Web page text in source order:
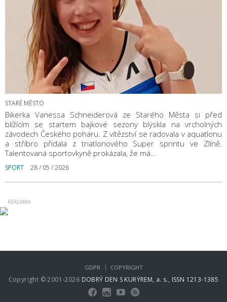
STARÉ MĚSTO
Bikerka Vanessa Schneiderová ze Starého Města si před
blížícím se startem bajkové sezony blýskla na vrcholných
závodech Českého poháru. Z vítězství se radovala v aquatlonu
a stříbro přidala z triatlonového Super sprintu ve Zlíně.
Talentovaná sportovkyně prokázala, že má…
SPORT 28 / 05 / 2026
Copyright © 2001-2026 DOBRÝ DEN S KURÝREM, a. s., ISSN 1213-1385
GDPR | COPYRIGHT